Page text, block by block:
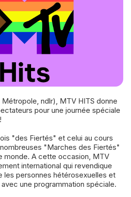
pour une journée spéciale
"des Fiertés" et celui au cours
"Marches des Fiertés"
monde. A cette occasion, MTV
international qui revendique
les personnes hétérosexuelles et
une programmation spéciale.